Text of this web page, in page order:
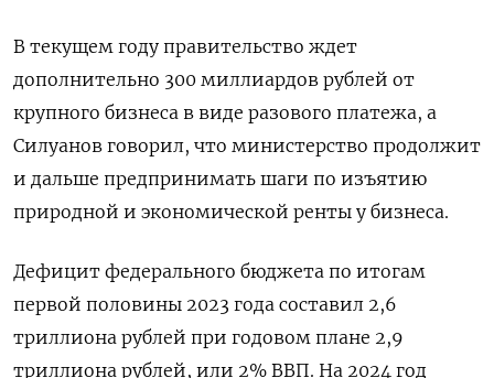
В текущем году правительство ждет
дополнительно 300 миллиардов рублей от
крупного бизнеса в виде разового платежа, а
Силуанов говорил, что министерство продолжит
и дальше предпринимать шаги по изъятию
природной и экономической ренты у бизнеса.
Дефицит федерального бюджета по итогам
первой половины 2023 года составил 2,6
триллиона рублей при годовом плане 2,9
триллиона рублей, или 2% ВВП. На 2024 год